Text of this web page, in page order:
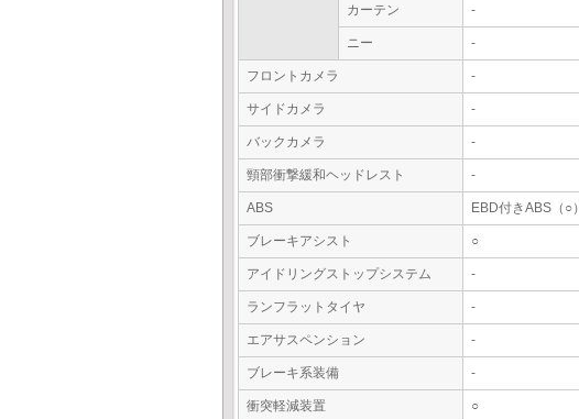
カーテン -
ニー -
フロントカメラ -
サイドカメラ -
バックカメラ -
頸部衝撃緩和ヘッドレスト -
ABS EBD付きABS（○）
ブレーキアシスト ○
アイドリングストップシステム -
ランフラットタイヤ -
エアサスペンション -
ブレーキ系装備 -
衝突軽減装置 ○